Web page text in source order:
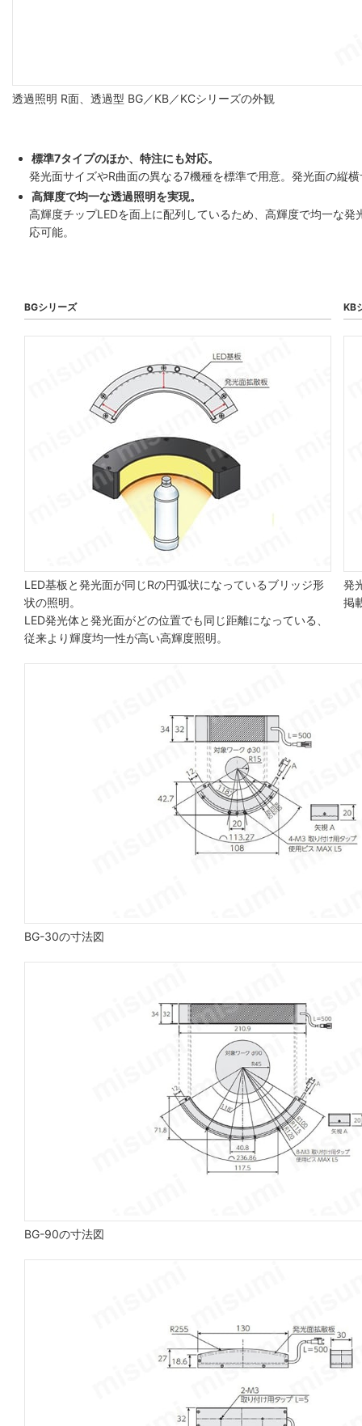
透過照明 R面、透過型 BG／KB／KCシリーズの外観
標準7タイプのほか、特注にも対応。
発光面サイズやR曲面の異なる7機種を標準で用意。発光面の縦
高輝度で均一な透過照明を実現。
高輝度チップLEDを面上に配列しているため、高輝度で均一な
応可能。
BGシリーズ
LED基板と発光面が同じRの円弧状になっているブリッジ形
状の照明。
LED発光体と発光面がどの位置でも同じ距離になっている、
従来より輝度均一性が高い高輝度照明。
KB
発
掲
BG-30の寸法図
BG-90の寸法図